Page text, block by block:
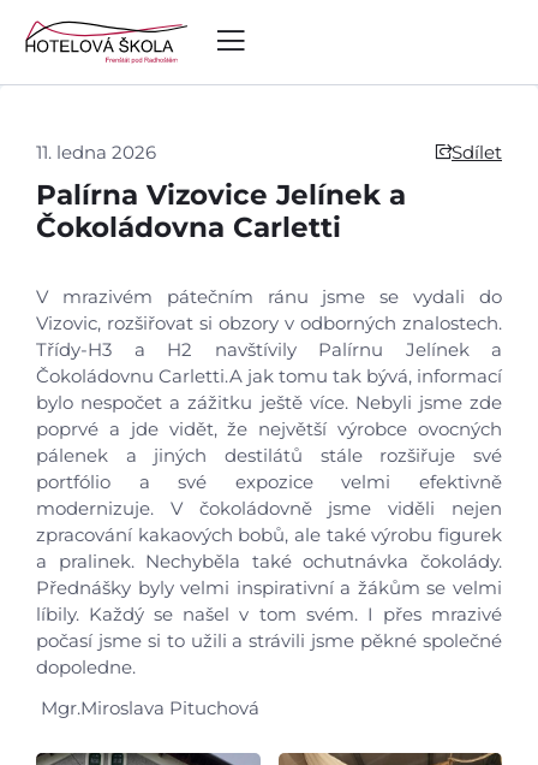
11. ledna 2026 Sdílet
Palírna Vizovice Jelínek a
Čokoládovna Carletti
V mrazivém pátečním ránu jsme se vydali do
Vizovic, rozšiřovat si obzory v odborných znalostech.
Třídy-H3 a H2 navštívily Palírnu Jelínek a
Čokoládovnu Carletti.A jak tomu tak bývá, informací
bylo nespočet a zážitku ještě více. Nebyli jsme zde
poprvé a jde vidět, že největší výrobce ovocných
pálenek a jiných destilátů stále rozšiřuje své
portfólio a své expozice velmi efektivně
modernizuje. V čokoládovně jsme viděli nejen
zpracování kakaových bobů, ale také výrobu figurek
a pralinek. Nechyběla také ochutnávka čokolády.
Přednášky byly velmi inspirativní a žákům se velmi
líbily. Každý se našel v tom svém. I přes mrazivé
počasí jsme si to užili a strávili jsme pěkné společné
dopoledne.
Mgr.Miroslava Pituchová